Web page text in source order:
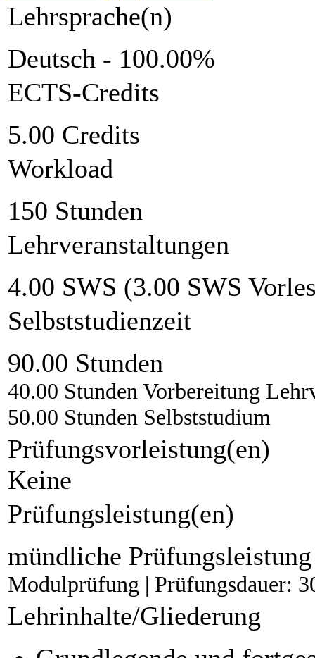
Lehrsprache(n)
Deutsch - 100.00%
ECTS-Credits
5.00 Credits
Workload
150 Stunden
Lehrveranstaltungen
4.00 SWS (3.00 SWS
Selbststudienzeit
90.00 Stunden
40.00 Stunden Vorbereitung
50.00 Stunden Selbststudium
Prüfungsvorleistung(en)
Keine
Prüfungsleistung(en)
mündliche Prüfungsleistung
Modulprüfung | Prüfungsdauer:
Lehrinhalte/Gliederung